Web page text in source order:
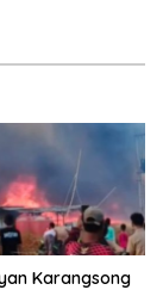
Karangsong